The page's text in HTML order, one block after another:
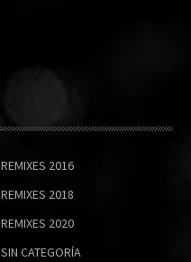
REMIXES 2016
REMIXES 2018
REMIXES 2020
SIN CATEGORÍA